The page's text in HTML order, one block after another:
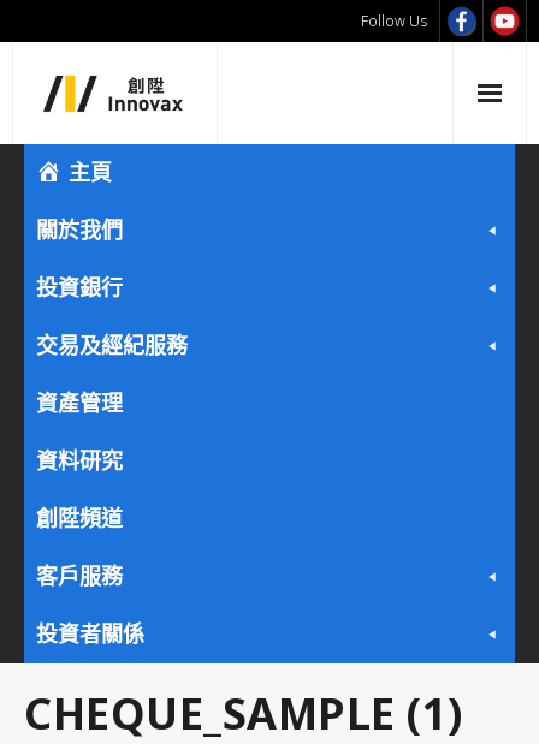
Follow Us
主頁
關於我們
投資銀行
交易及經紀服務
資產管理
資料研究
創陞頻道
客戶服務
投資者關係
CHEQUE_SAMPLE (1)